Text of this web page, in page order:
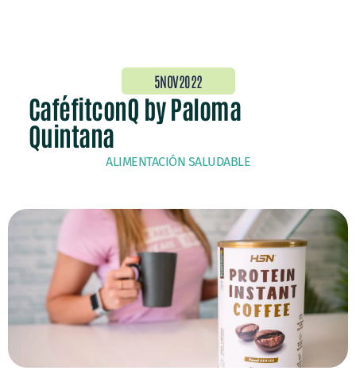
5NOV2022
CaféfitconQ by Paloma
Quintana
ALIMENTACIÓN SALUDABLE